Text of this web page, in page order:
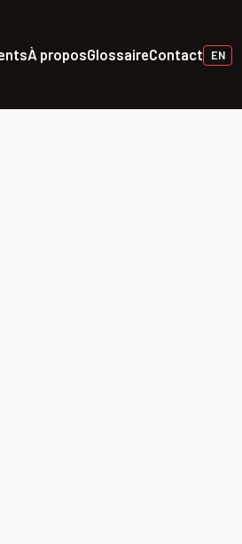
À proposGlossaireContact EN